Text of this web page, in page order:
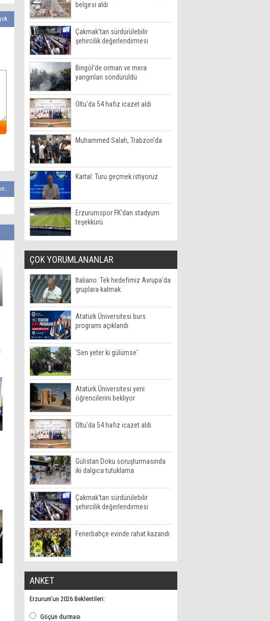
belgesi aldı
Çakmak'tan sürdürülebilir
şehircilik değerlendirmesi
Bingöl'de orman ve mera
yangınları söndürüldü
Oltu'da 54 hafız icazet aldı
Muhammed Salah, Trabzon'da
Kartal: Turu geçmek istiyoruz
Erzurumspor FK'dan stadyum
teşekkürü
ÇOK YORUMLANANLAR
Italiano: Tek hedefimiz Avrupa'da
gruplara kalmak
Atatürk Üniversitesi burs
programı açıklandı
'Sen yeter ki gülümse'
Atatürk Üniversitesi yeni
öğrencilerini bekliyor
Oltu'da 54 hafız icazet aldı
Gülistan Doku soruşturmasında
iki dalgıca tutuklama
Çakmak'tan sürdürülebilir
şehircilik değerlendirmesi
Fenerbahçe evinde rahat kazandı
ANKET
Erzurum’un 2026 Beklentileri:
Göçün durması